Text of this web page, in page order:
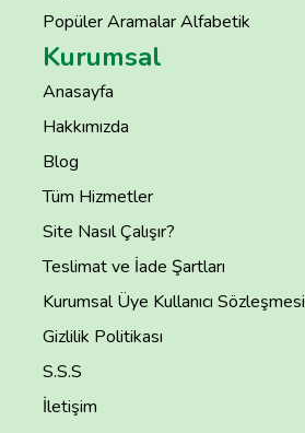
Popüler Aramalar Alfabetik
Kurumsal
Anasayfa
Hakkımızda
Blog
Tüm Hizmetler
Site Nasıl Çalışır?
Teslimat ve İade Şartları
Kurumsal Üye Kullanıcı Sözleşmesi
Gizlilik Politikası
S.S.S
İletişim